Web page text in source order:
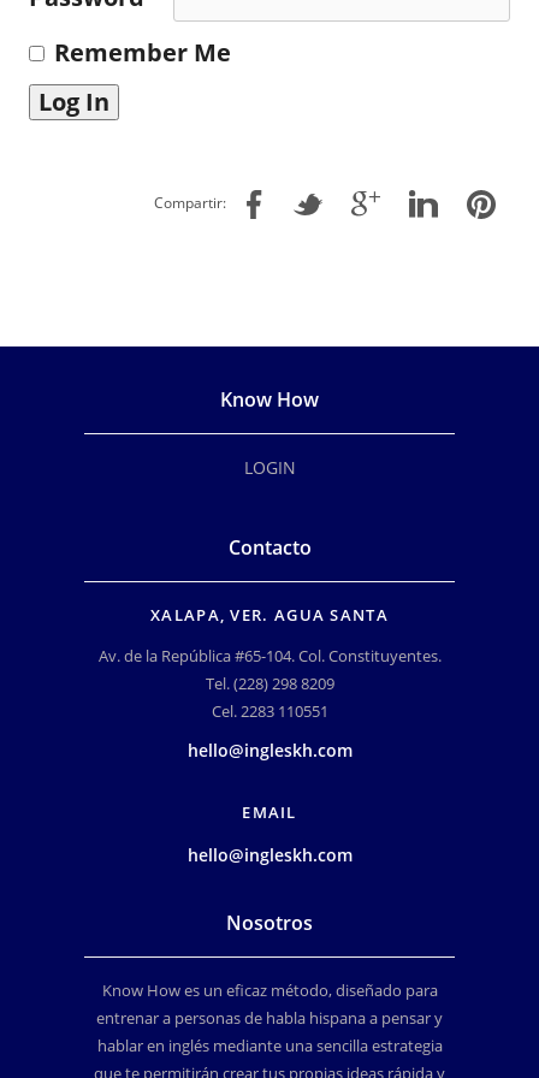
Remember Me
Compartir:
Know How
LOGIN
Contacto
XALAPA, VER. AGUA SANTA
Av. de la República #65-104. Col. Constituyentes.
Tel. (228) 298 8209
Cel. 2283 110551
hello@ingleskh.com
EMAIL
hello@ingleskh.com
Nosotros
Know How es un eficaz método, diseñado para
entrenar a personas de habla hispana a pensar y
hablar en inglés mediante una sencilla estrategia
que te permitirán crear tus propias ideas rápida y